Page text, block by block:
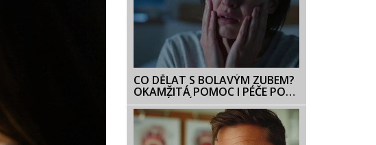
CO DĚLAT S BOLAVÝM ZUBEM?
OKAMŽITÁ POMOC I PÉČE PO
ROVNÁTKÁCH